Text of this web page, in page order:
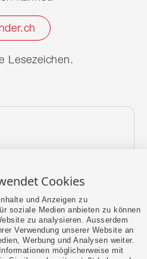
Cookies
und Anzeigen zu
soziale Medien anbieten zu können
zu analysieren. Ausserdem
Verwendung unserer Website an
Werbung und Analysen weiter.
möglicherweise mit
Lesezeichen.